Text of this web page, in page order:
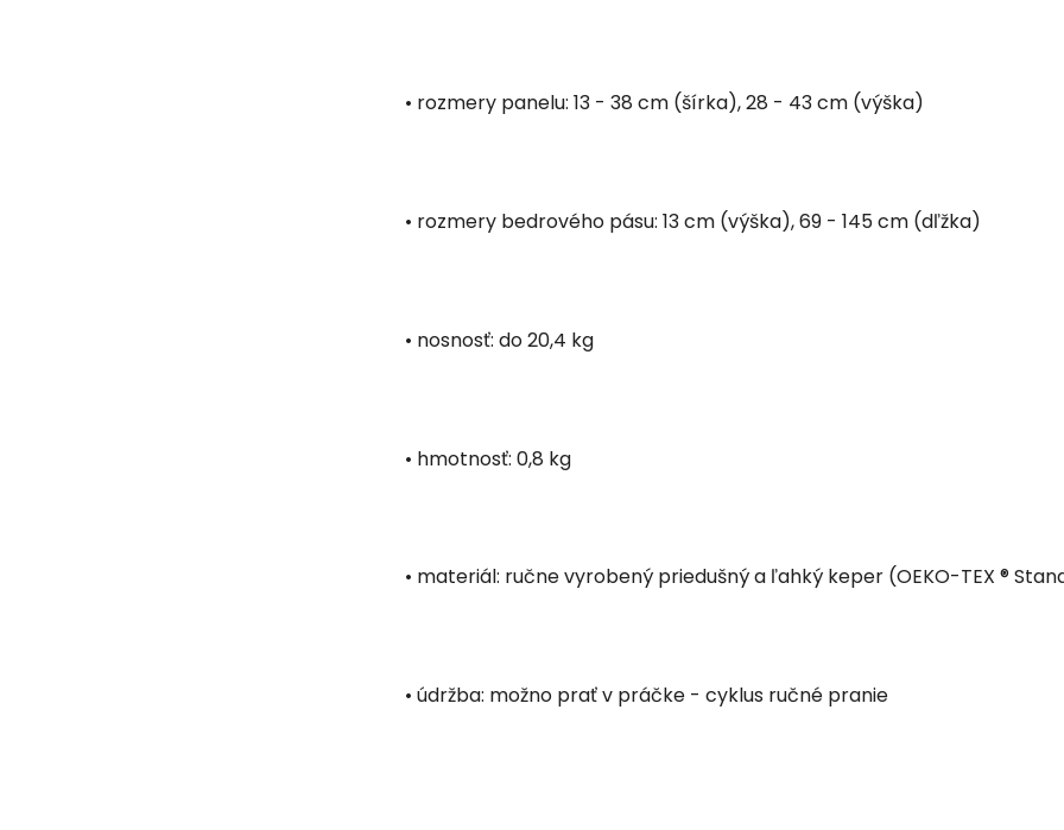
• rozmery panelu: 13 - 38 cm (šírka), 28 - 43 cm (výška)
• rozmery bedrového pásu: 13 cm (výška), 69 - 145 cm (dľžka)
• nosnosť: do 20,4 kg
• hmotnosť: 0,8 kg
• materiál: ručne vyrobený priedušný a ľahký keper (OEKO-TEX ®
• údržba: možno prať v práčke - cyklus ručné pranie